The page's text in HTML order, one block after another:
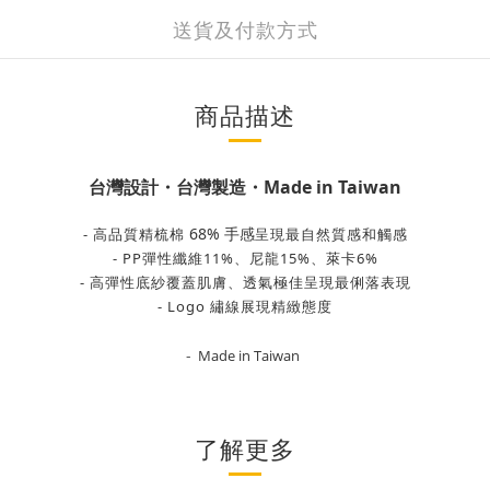
送貨及付款方式
商品描述
台灣設計・台灣製造・Made in Taiwan
- 高品質精梳棉 68% 手感呈現最自然質感和觸感
- PP彈性纖維11%、尼龍15%、萊卡6%
- 高彈性底紗覆蓋肌膚、透氣極佳呈現最俐落表現
- Logo 繡線展現精緻態度
- Made in Taiwan
了解更多